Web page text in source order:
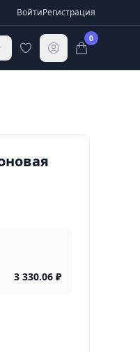
ВойтиРегистрация
0
3 330.06 ₽